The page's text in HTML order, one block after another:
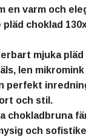
en varm och
pläd choklad
mjuka
len
perfekt
och stil.
chokladbruna
och